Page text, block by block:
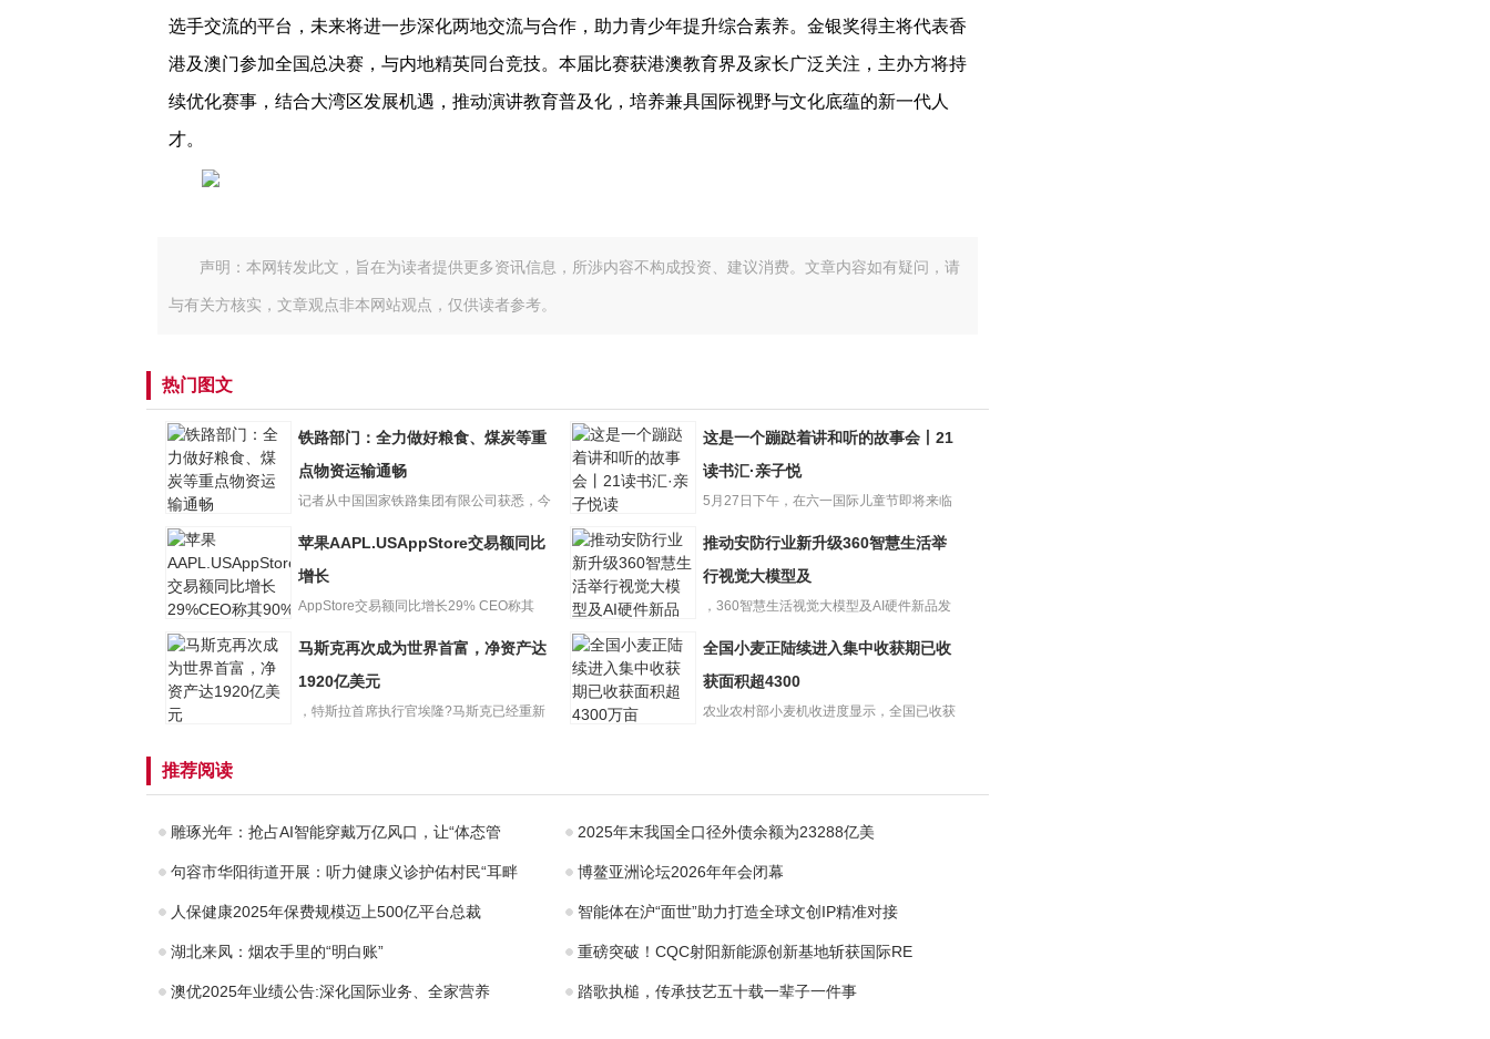
选手交流的平台，未来将进一步深化两地交流与合作，助力青少年提升综合素养。金银奖得主将代表香
港及澳门参加全国总决赛，与内地精英同台竞技。本届比赛获港澳教育界及家长广泛关注，主办方将持
续优化赛事，结合大湾区发展机遇，推动演讲教育普及化，培养兼具国际视野与文化底蕴的新一代人
才。
声明：本网转发此文，旨在为读者提供更多资讯信息，所渉内容不构成投资、建议消费。文章内容如有疑问，请
与有关方核实，文章观点非本网站观点，仅供读者参考。
热门图文
铁路部门：全力
做好粮食、煤炭
等重点物资运输
通畅
铁路部门：全力做好粮食、煤炭等重
点物资运输通畅
记者从中国国家铁路集团有限公司获悉，今
这是一个蹦跶着
讲和听的故事会
丨21读书汇·亲子
悦
这是一个蹦跶着讲和听的故事会丨21
读书汇·亲子悦
5月27日下午，在六一国际儿童节即将来临
苹果
AAPL.USAppStor
e交易额同比增长
苹果AAPL.USAppStore交易额同比
增长
AppStore交易额同比增长29% CEO称其
推动安防行业新
升级360智慧生活
举行视觉大模型
及
推动安防行业新升级360智慧生活举
行视觉大模型及
，360智慧生活视觉大模型及AI硬件新品发
世界首富，净资
产达1920亿美元
马斯克再次成为世界首富，净资产达
1920亿美元
，特斯拉首席执行官埃隆?马斯克已经重新
全国小麦正陆续进入集中收获期已收
获面积超4300
农业农村部小麦机收进度显示，全国已收获
推荐阅读
雕琢光年：抢占AI智能穿戴万亿风口，让“体态管 2025年末我国全口径外债余额为23288亿美
句容市华阳街道开展：听力健康义诊护佑村民“耳畔 博鳌亚洲论坛2026年年会闭幕
人保健康2025年保费规模迈上500亿平台总裁 智能体在沪“面世”助力打造全球文创IP精准对接
湖北来凤：烟农手里的“明白账” 重磅突破！CQC射阳新能源创新基地斩获国际RE
澳优2025年业绩公告:深化国际业务、全家营养 踏歌执槌，传承技艺五十载一辈子一件事